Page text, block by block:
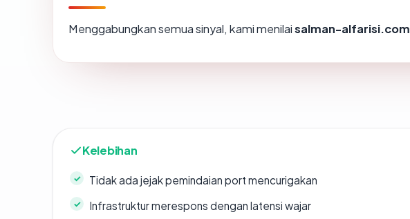
Menggabungkan semua sinyal, kami menilaisalman-alfarisi.com
Kelebihan
Tidak ada jejak pemindaian port mencurigakan
Infrastruktur merespons dengan latensi wajar